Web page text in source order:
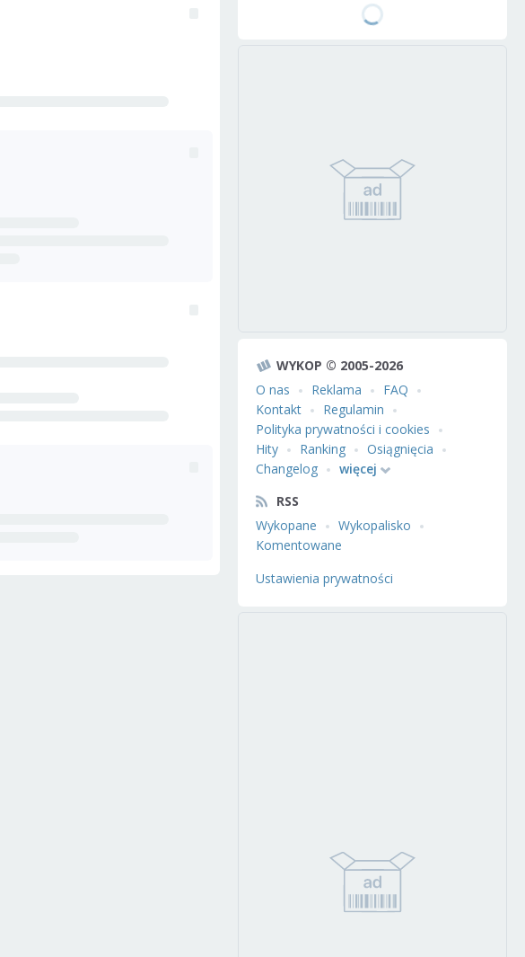
WYKOP © 2005-2026
O nas
Reklama
FAQ
Kontakt
Regulamin
Polityka prywatności i cookies
Hity
Ranking
Osiągnięcia
Changelog
więcej
RSS
Wykopane
Wykopalisko
Komentowane
Ustawienia prywatności